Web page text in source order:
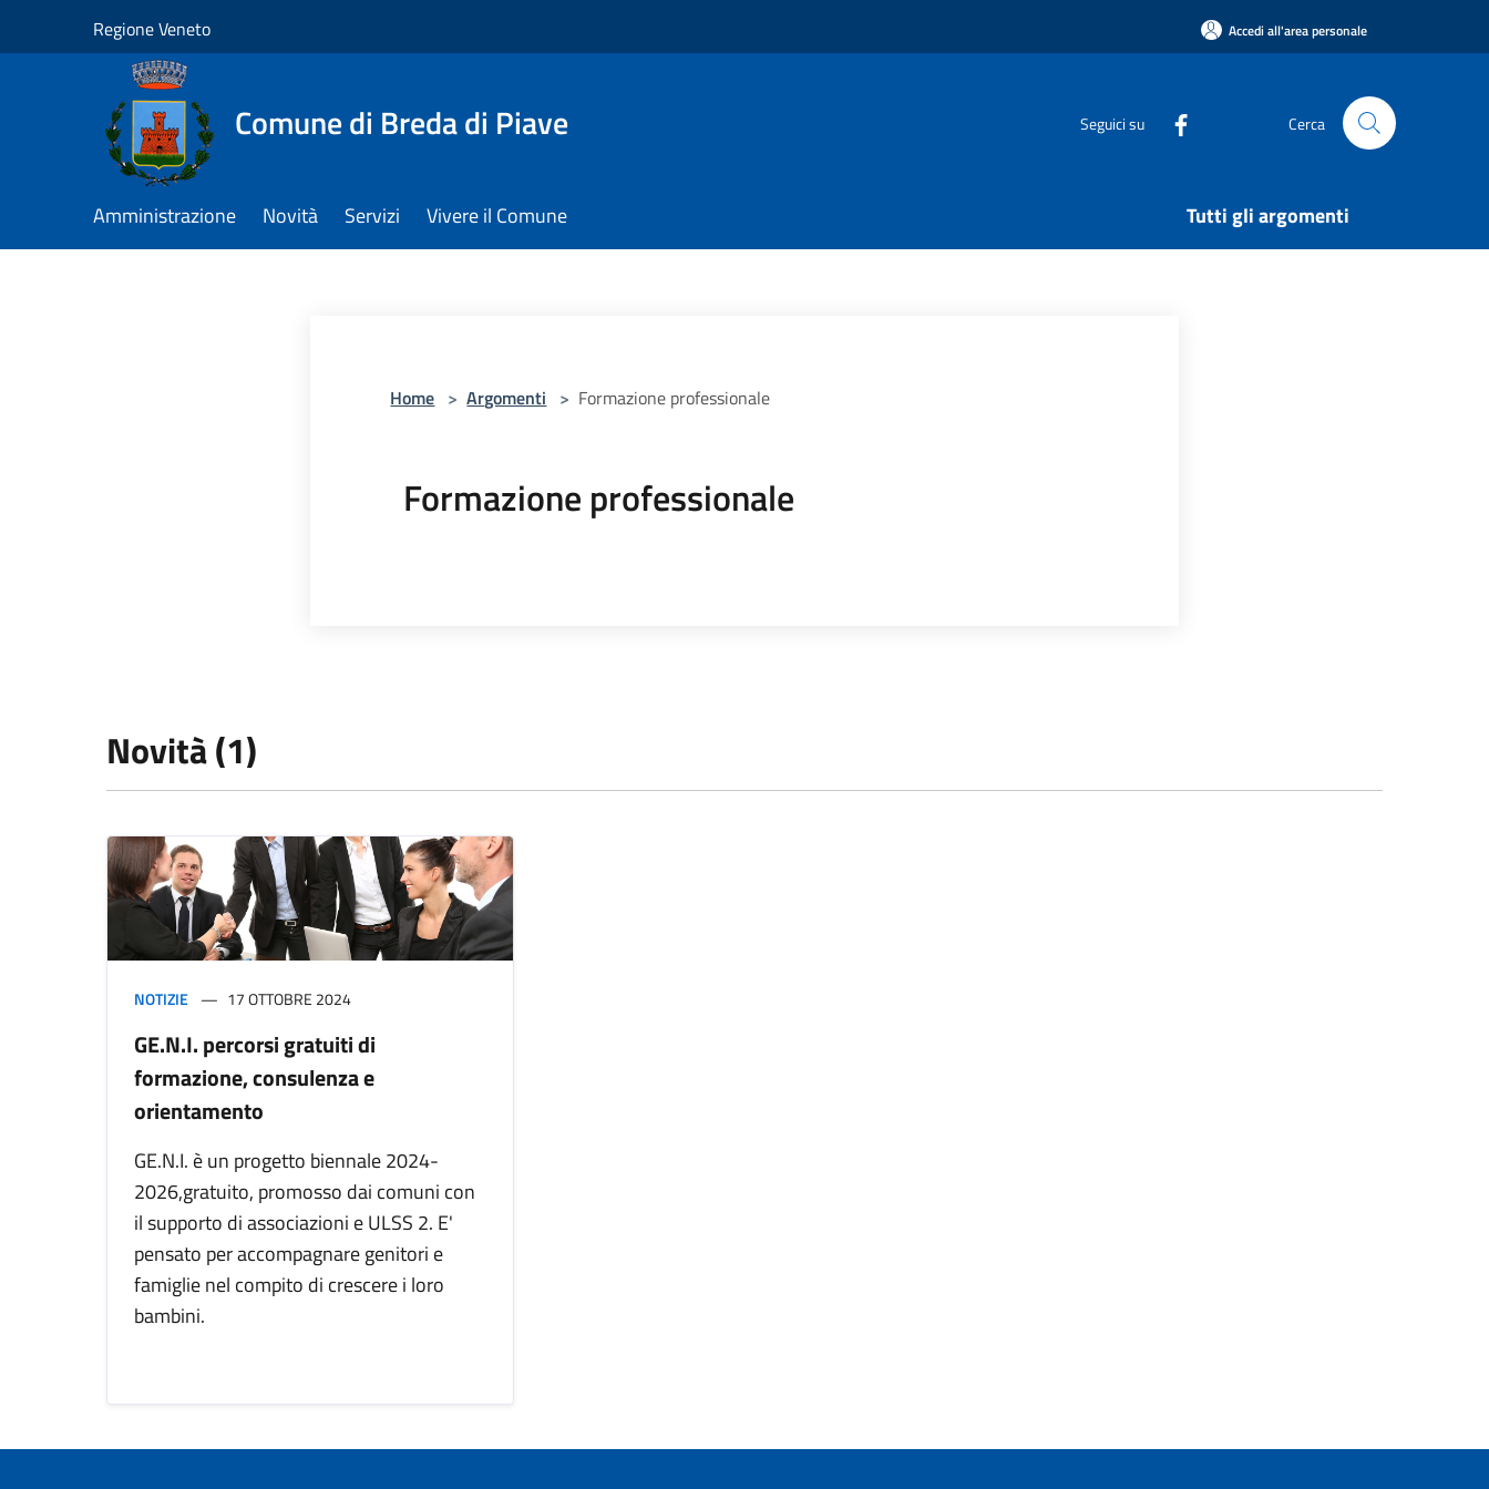
Regione Veneto Accedi all'area personale
Comune di Breda di Piave Seguici su Cerca
Amministrazione Novità Servizi Vivere il Comune Tutti gli argomenti
Home > Argomenti > Formazione professionale
Formazione professionale
Novità (1)
NOTIZIE 17 OTTOBRE 2024
GE.N.I. percorsi gratuiti di
formazione, consulenza e
orientamento
GE.N.I. è un progetto biennale 2024-
2026,gratuito, promosso dai comuni con
il supporto di associazioni e ULSS 2. E'
pensato per accompagnare genitori e
famiglie nel compito di crescere i loro
bambini.